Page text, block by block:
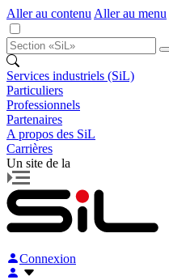
Aller au contenu Aller au menu
Services industriels (SiL)
Particuliers
Professionnels
Partenaires
A propos des SiL
Carrières
Un site de la
Connexion